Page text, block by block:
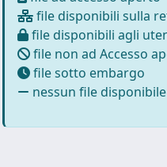
file disponibili sulla
file disponibili agli
file non ad Accesso
file sotto embargo
nessun file disponibile